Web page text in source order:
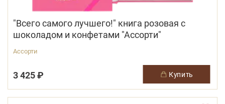
"Всего самого лучшего!" книга розовая с
шоколадом и конфетами "Ассорти"
Ассорти
3 425 ₽ купить